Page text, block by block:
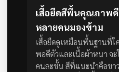
เสื้อยืดสีพื้นคุณภาพดี
หลายคนมองข้าม
เสื้อยืดดูเหมือนพื้นฐานที่ใ
พอดีตัวและเนื้อผ้าหนา จ
คนละชั้น สีที่แนะนำคือขา